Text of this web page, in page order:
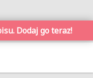
Dodaj go teraz!